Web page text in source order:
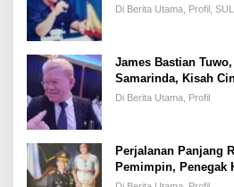
yang Disegani Lintas
Di Berita Utama, Profil,
James Bastian
Samarinda, Kisah
Kesuksesan
Di Berita Utama, Profil
Perjalanan Panjang
Pemimpin, Penegak
Keadilan